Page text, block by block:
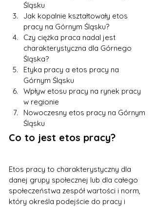
Śląsku
Jak kopalnie kształtowały etos
pracy na Górnym Śląsku?
Czy ciężka praca nadal jest
charakterystyczna dla Górnego
Śląska?
Etyka pracy a etos pracy na
Górnym Śląsku
Wpływ etosu pracy na rynek pracy
w regionie
Nowoczesny etos pracy na Górnym
Śląsku
Co to jest etos pracy?
Etos pracy to charakterystyczny dla
danej grupy społecznej lub dla całego
społeczeństwa zespół wartości i norm,
który określa podejście do pracy i